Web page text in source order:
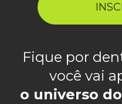
Fique por
você vai
o universo